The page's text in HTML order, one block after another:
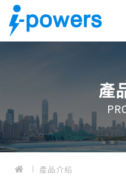
產
產品介紹